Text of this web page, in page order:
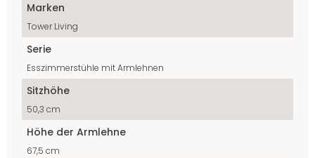
Marken
Tower Living
Serie
Esszimmerstühle mit Armlehnen
Sitzhöhe
50,3 cm
Höhe der Armlehne
67,5 cm